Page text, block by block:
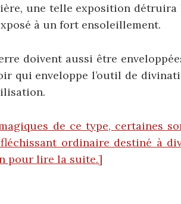
une telle exposition
à un fort ensoleillement.
doivent aussi être
qui enveloppe l’outil de
de ce type, certaines
ordinaire destiné à
pour lire la suite.]